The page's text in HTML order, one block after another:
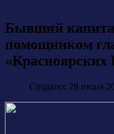
Бывший
помощником
«Красноярских
Создано: 28 июня